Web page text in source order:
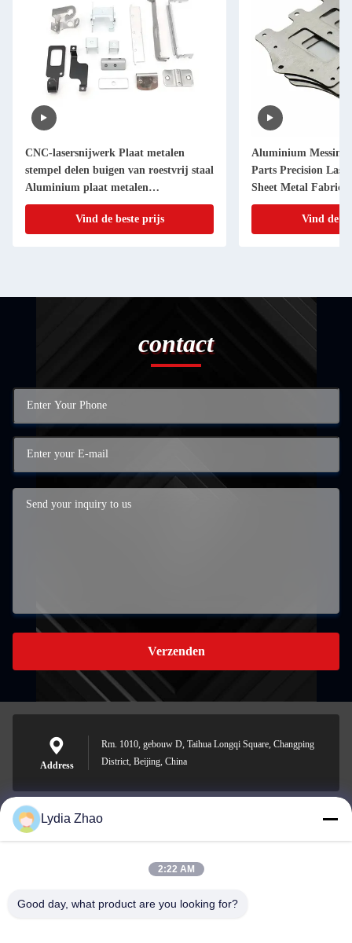
CNC-lasersnijwerk Plaat metalen
stempel delen buigen van roestvrij staal
Aluminium plaat metalen
vervaardiging
Vind de beste prijs
Aluminium Messing
Parts Precision
Sheet Metal
Vind de
contact
Verzenden
Address
Rm. 1010, gebouw D, Taihua Longqi Square, Changping
District, Beijing, China
jesingd@vip.sina.com
Lydia Zhao
2:22 AM
Good day, what product are you looking for?